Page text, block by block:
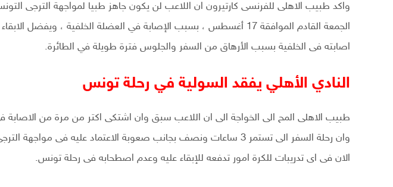
واكد طبيب الاهلى للفرنسى كارتيرون ان اللاعب لن يكون جاهز طبيا لمواجهة الترجى
الجمعة القادم الموافقة 17 أغسطس ، بسبب الإصابة في العضلة الخلفية ،
اصابته فى الخلفية بسبب الأرهاق من السفر والجلوس فترة طويلة في الطائرة.
النادي الأهلي يفقد السولية في رحلة تونس
طبيب الاهلى المح الى الخواجة الى ان اللاعب سبق وان اشتكى اكتر من مرة من الاصابة
وان رحلة السفر الى تستمر 3 ساعات ونصف بجانب صعوبة الاعتماد عليه فى
الان فى اى تدريبات للكرة امور تدفعه للإبقاء عليه وعدم اصطحابه فى رحلة تونس.